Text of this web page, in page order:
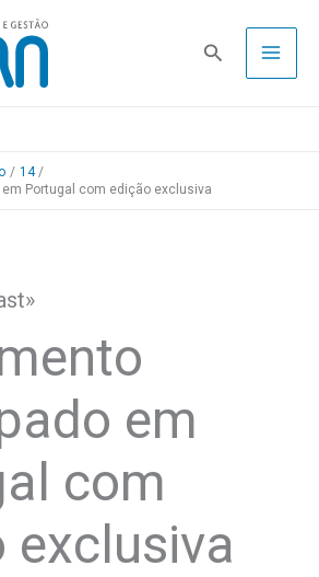
Pesquisa
14
Portugal com edição exclusiva
em
com
exclusiva